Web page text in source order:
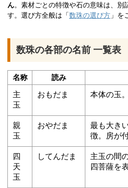
ん。素材ごとの特徴や石の意味は、別
す。選び方全般は「数珠の選び方 」を
数珠の各部の名前 一覧表
名称 読み
主
玉
おもだま 本体の玉
親
玉
おやだま
最も大き
徴。房が
四
天
玉
してんだま
主玉の間
四菩薩を